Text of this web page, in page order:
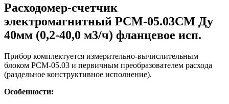
Расходомер-счетчик
электромагнитный РСМ-05.03СМ Ду
40мм (0,2-40,0 м3/ч) фланцевое исп.
Прибор комплектуется измерительно-вычислительным
блоком РСМ-05.03 и первичным преобразователем расхода
(раздельное конструктивное исполнение).
Особенности: